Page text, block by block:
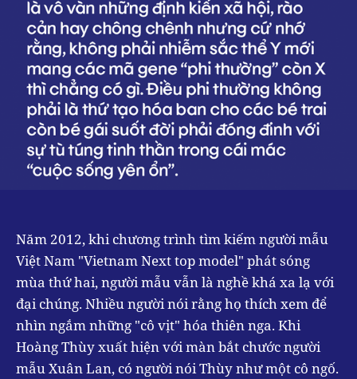
Năm 2012, khi chương trình tìm kiếm người mẫu
Việt Nam "Vietnam Next top model" phát sóng
mùa thứ hai, người mẫu vẫn là nghề khá xa lạ với
đại chúng. Nhiều người nói rằng họ thích xem để
nhìn ngắm những "cô vịt" hóa thiên nga. Khi
Hoàng Thùy xuất hiện với màn bắt chước người
mẫu Xuân Lan, có người nói Thùy như một cô ngố.